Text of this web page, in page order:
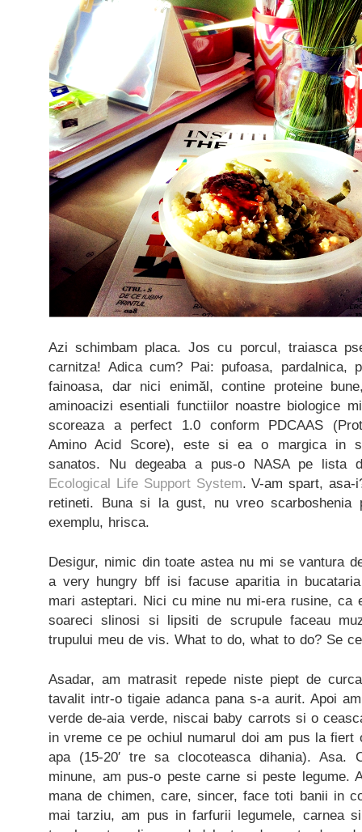
Azi schimbam placa. Jos cu porcul, traiasca
carnitza! Adica cum? Pai: pufoasa, pardalnica,
fainoasa, dar nici enimăl, contine proteine
aminoacizi esentiali functiilor noastre biologice
scoreaza a perfect 1.0 conform PDCAAS
Amino Acid Score), este si ea o margica in
sanatos. Nu degeaba a pus-o NASA pe lista
Ecological Life Support System. V-am spart,
retineti. Buna si la gust, nu vreo scarboshenia
exemplu, hrisca.
Desigur, nimic din toate astea nu mi se vantura
a very hungry bff isi facuse aparitia in
mari asteptari. Nici cu mine nu mi-era rusine, ca
soareci slinosi si lipsiti de scrupule faceau
trupului meu de vis. What to do, what to do? Se
Asadar, am matrasit repede niste piept de
tavalit intr-o tigaie adanca pana s-a aurit. Apoi
verde de-aia verde, niscai baby carrots si o
in vreme ce pe ochiul numarul doi am pus la fiert
apa (15-20′ tre sa clocoteasca dihania). Asa.
minune, am pus-o peste carne si peste legume.
mana de chimen, care, sincer, face toti banii in
mai tarziu, am pus in farfurii legumele, carnea